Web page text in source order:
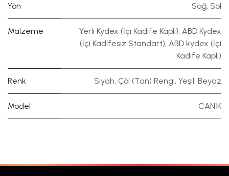
Yön Sağ, Sol
Malzeme Yerli Kydex (İçi Kadife Kaplı), ABD Kydex
(İçi Kadifesiz Standart), ABD kydex (İçi
Kadife Kaplı)
Renk Siyah, Çöl (Tan) Rengi, Yeşil, Beyaz
Model CANİK